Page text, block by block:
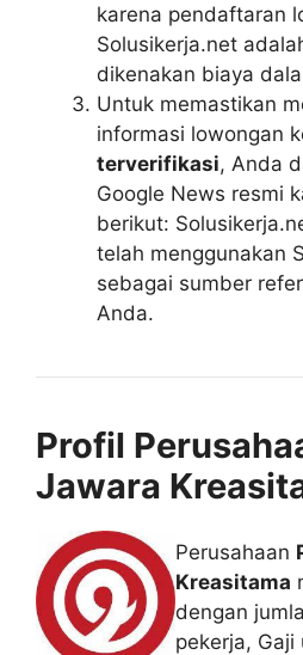
karena pendaftaran
Solusikerja.net
dikenakan biaya
Untuk memastikan
informasi lowongan
terverifikasi, Anda
Google News resmi
berikut:
telah menggunakan
sebagai sumber
Anda.
Profil
Jawara
Perusahaan
Kreasitama
dengan
pekerja,